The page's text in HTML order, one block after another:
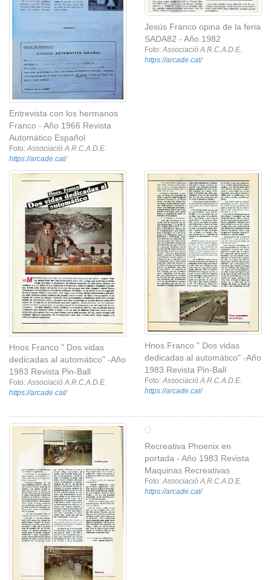
Entrevista con los hermanos
Franco - Año 1966 Revista
Automático Español
Foto: Associació A.R.C.A.D.E.
https://arcade.cat/
Jesús Franco opina de la feria
SADA82 - Año 1982
Foto:Associació A.R.C.A.D.E.
https://arcade.cat/
Hnos Franco " Dos vidas
dedicadas al automático" -Año
1983 Revista Pin-Ball
Foto: Associació A.R.C.A.D.E.
https://arcade.cat/
Hnos Franco " Dos vidas
dedicadas al automático" -Año
1983 Revista Pin-Ball
Foto:Associació A.R.C.A.D.E.
https://arcade.cat/
Recreativa Phoenix en
portada - Año 1983 Revista
Maquinas Recreativas
Foto: Associació A.R.C.A.D.E.
https://arcade.cat/